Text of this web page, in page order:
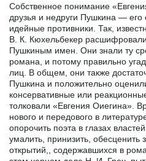
Собственное понимание
друзья и недруги Пушкина —
идейные противники. Так,
В. К. Кюхельбекер
Пушкиным имен. Они знали ту
романа, и потому правильно
лиц. В общем, они также
Пушкина и положительно
консервативные или
толковали «Евгения Оиегина».
нового и передового в
опорочить поэта в глазах
умалить, принизить, обесценить
открытий,, содержавшихся в